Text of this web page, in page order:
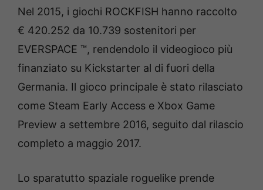
Nel 2015, i giochi ROCKFISH hanno raccolto
€ 420.252 da 10.739 sostenitori per
EVERSPACE ™, rendendolo il videogioco più
finanziato su Kickstarter al di fuori della
Germania. Il gioco principale è stato rilasciato
come Steam Early Access e Xbox Game
Preview a settembre 2016, seguito dal rilascio
completo a maggio 2017.
Lo sparatutto spaziale roguelike prende